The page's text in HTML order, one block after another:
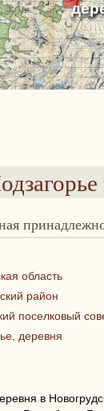
область
район
поселковый
деревня
в